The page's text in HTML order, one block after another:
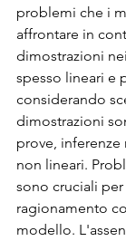
problemi che i
affrontare in
dimostrazioni
spesso lineari e
considerando
dimostrazioni
prove,
non lineari.
sono cruciali
ragionamento
modello.